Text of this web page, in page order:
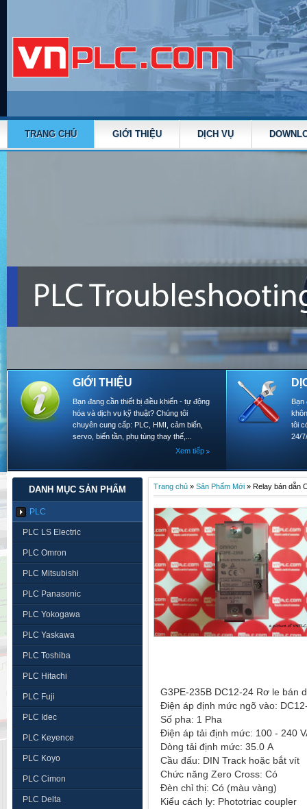
TRANG CHỦ GIỚI THIỆU DỊCH VỤ
GIỚI THIỆU
Bạn đang cần thiết bị điều khiển - tự động
hóa và dịch vụ kỹ thuật? Chúng tôi
chuyên cung cấp: PLC, HMI, cảm biến,
servo, biến tần, phụ tùng thay thế,...
Xem tiếp
Bạn
tôi
24/
DANH MỤC SẢN PHẨM
PLC
PLC LS Electric
PLC Omron
PLC Mitsubishi
PLC Panasonic
PLC Yokogawa
PLC Yaskawa
PLC Toshiba
PLC Hitachi
PLC Fuji
PLC Idec
PLC Keyence
PLC Koyo
PLC Cimon
PLC Delta
Trang chủ » Sản Phẩm Mới » Relay bán dẫn
G3PE-235B DC12-24 Rơ le bán
Điện áp định mức ngõ vào:
Số pha: 1 Pha
Điện áp tải định mức: 100 - 240
Dòng tải định mức: 35.0 A
Cầu đấu: DIN Track hoặc bắt vít
Chức năng Zero Cross: Có
Đèn chỉ thị: Có (màu vàng)
Kiểu cách ly: Phototriac coupler